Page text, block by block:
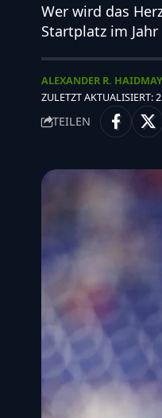
Wer wird das
Startplatz im Jahr
ZULETZT AKTUALISIERT:
ALEXANDER R.
TEILEN